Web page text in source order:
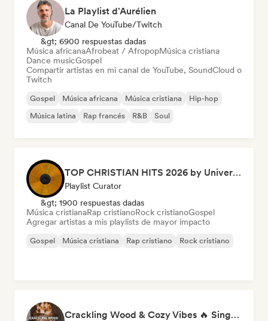
La Playlist d'Aurélien
Canal De YouTube/Twitch
&gt; 6900 respuestas dadas
Música africanaAfrobeat / AfropopMúsica cristiana
Dance musicGospel
Compartir artistas en mi canal de YouTube, SoundCloud o
Twitch
Gospel Música africana Música cristiana
Hip-hop
Música latina
Rap francés R&B Soul
TOP CHRISTIAN HITS 2026 by Universal Hits
Playlist Curator
&gt; 1900 respuestas dadas
Música cristianaRap cristianoRock cristianoGospel
Agregar artistas a mis playlists de mayor impacto
Gospel Música cristiana Rap cristiano Rock cristiano
Crackling Wood & Cozy Vibes 🔥 Singer-Songwriter, Dream Pop & Bedroom Pop